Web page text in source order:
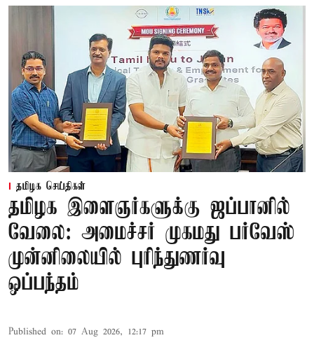
தமிழக செய்திகள்
தமிழக இளைஞர்களுக்கு ஜப்பானில்
வேலை: அமைச்சர் முகமது பர்வேஸ்
முன்னிலையில் புரிந்துணர்வு
ஒப்பந்தம்
Published on: 07 Aug 2026, 12:17 pm